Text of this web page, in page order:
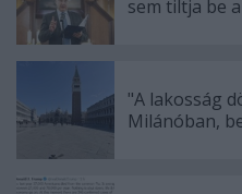
sem tiltja be
"A lakosság
Milánóban,